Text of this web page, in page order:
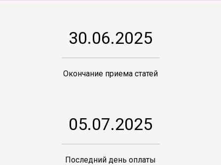
30.06.2025
Окончание приема статей
05.07.2025
Последний день оплаты